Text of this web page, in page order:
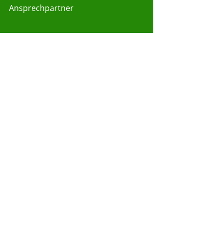
Ansprechpartner